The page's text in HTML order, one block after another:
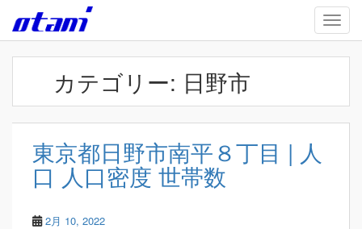
Skip to main content
カテゴリー: 日野市
東京都日野市南平８丁目 | 人
口 人口密度 世帯数
2月 10, 2022